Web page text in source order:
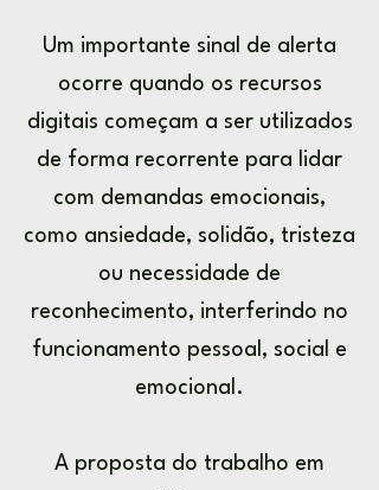
Um importante sinal de alerta
ocorre quando os recursos
digitais começam a ser utilizados
de forma recorrente para lidar
com demandas emocionais,
como ansiedade, solidão, tristeza
ou necessidade de
reconhecimento, interferindo no
funcionamento pessoal, social e
emocional.
A proposta do trabalho em